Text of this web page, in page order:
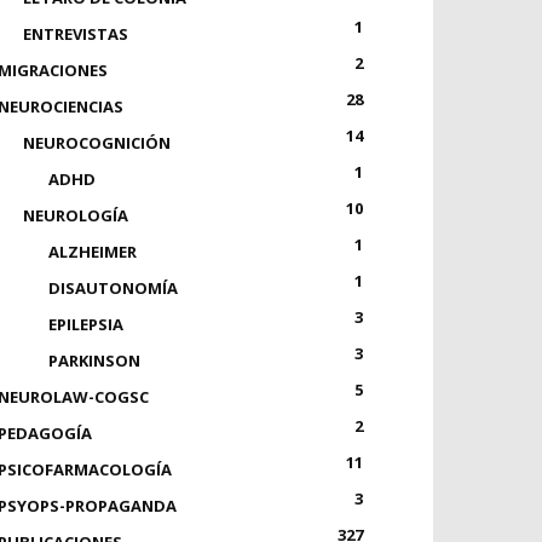
ENTREVISTAS
1
2
28
NEUROCOGNICIÓN
14
ADHD
1
NEUROLOGÍA
10
ALZHEIMER
1
DISAUTONOMÍA
1
EPILEPSIA
3
PARKINSON
3
COGSC
5
2
11
PROPAGANDA
3
327